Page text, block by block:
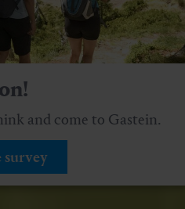
and come to Gastein.
survey